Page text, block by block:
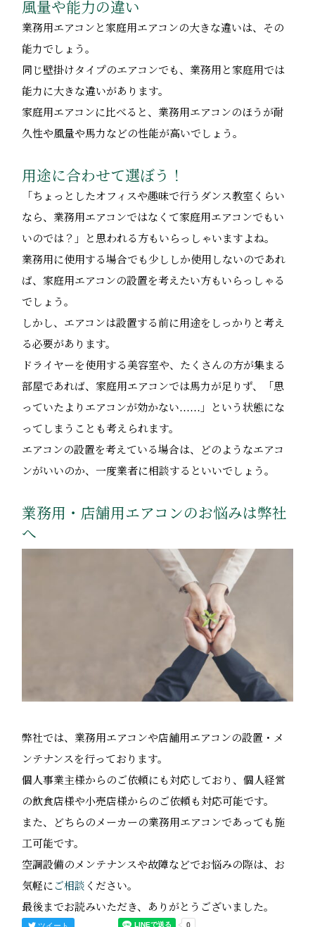
風量や能力の違い
業務用エアコンと家庭用エアコンの大きな違いは、その
能力でしょう。
同じ壁掛けタイプのエアコンでも、業務用と家庭用では
能力に大きな違いがあります。
家庭用エアコンに比べると、業務用エアコンのほうが耐
久性や風量や馬力などの性能が高いでしょう。
用途に合わせて選ぼう！
「ちょっとしたオフィスや趣味で行うダンス教室くらい
なら、業務用エアコンではなくて家庭用エアコンでもい
いのでは？」と思われる方もいらっしゃいますよね。
業務用に使用する場合でも少ししか使用しないのであれ
ば、家庭用エアコンの設置を考えたい方もいらっしゃる
でしょう。
しかし、エアコンは設置する前に用途をしっかりと考え
る必要があります。
ドライヤーを使用する美容室や、たくさんの方が集まる
部屋であれば、家庭用エアコンでは馬力が足りず、「思
っていたよりエアコンが効かない……」という状態にな
ってしまうことも考えられます。
エアコンの設置を考えている場合は、どのようなエアコ
ンがいいのか、一度業者に相談するといいでしょう。
業務用・店舗用エアコンのお悩みは弊社
へ
弊社では、業務用エアコンや店舗用エアコンの設置・メ
ンテナンスを行っております。
個人事業主様からのご依頼にも対応しており、個人経営
の飲食店様や小売店様からのご依頼も対応可能です。
また、どちらのメーカーの業務用エアコンであっても施
工可能です。
空調設備のメンテナンスや故障などでお悩みの際は、お
気軽に ご相談 ください。
最後までお読みいただき、ありがとうございました。
ツイート